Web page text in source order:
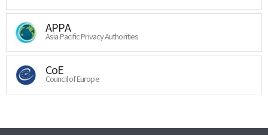
APPA
Asia Pacific Privacy Authorities
CoE
Council of Europe